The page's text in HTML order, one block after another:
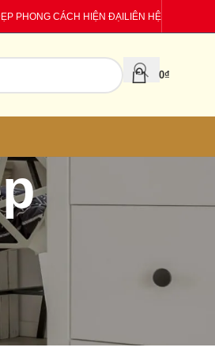
PHONG CÁCH HIỆN ĐẠILIÊN HỆ
0₫